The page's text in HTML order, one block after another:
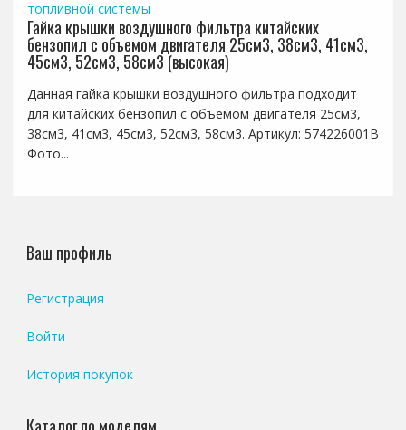
топливной системы
Гайка крышки воздушного фильтра китайских
бензопил с объемом двигателя 25см3, 38см3, 41см3,
45см3, 52см3, 58см3 (высокая)
Данная гайка крышки воздушного фильтра подходит
для китайских бензопил с объемом двигателя 25см3,
38см3, 41см3, 45см3, 52см3, 58см3. Артикул: 574226001B
Фото...
Ваш профиль
Регистрация
Войти
История покупок